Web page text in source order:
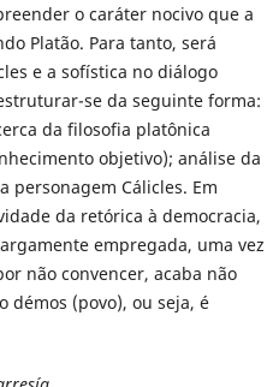
o caráter nocivo que a
Platão. Para tanto, será
e a sofística no diálogo
se da seguinte forma:
da filosofia platônica
objetivo); análise da
personagem Cálicles. Em
da retórica à democracia,
empregada, uma vez
não convencer, acaba não
démos (povo), ou seja, é